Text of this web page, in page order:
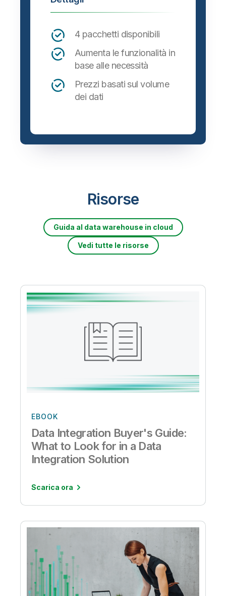
4 pacchetti disponibili
Aumenta le funzionalità in
base alle necessità
Prezzi basati sul volume
dei dati
Risorse
Guida al data warehouse in cloud
Vedi tutte le risorse
EBOOK
Data Integration Buyer's Guide:
What to Look for in a Data
Integration Solution
Scarica ora